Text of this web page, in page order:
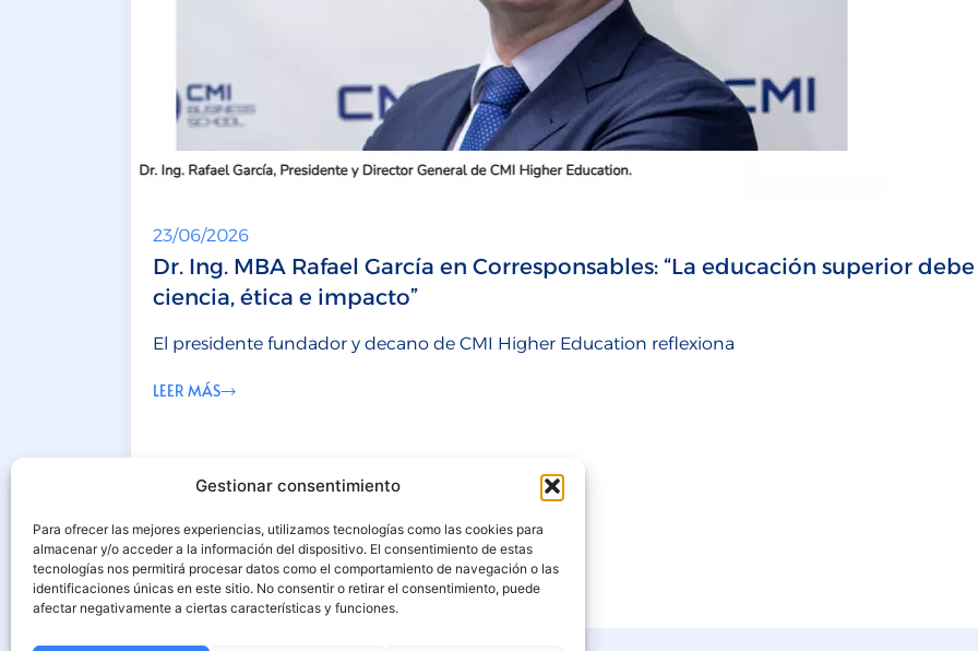
Gestionar consentimiento
Para ofrecer las mejores experiencias, utilizamos tecnologías como las cookies para
almacenar y/o acceder a la información del dispositivo. El consentimiento de estas
tecnologías nos permitirá procesar datos como el comportamiento de navegación o las
identificaciones únicas en este sitio. No consentir o retirar el consentimiento, puede
afectar negativamente a ciertas características y funciones.
23/06/2026
Dr. Ing. MBA Rafael García en Corresponsables: “La educación superior
ciencia, ética e impacto”
El presidente fundador y decano de CMI Higher Education reflexiona
LEER MÁS